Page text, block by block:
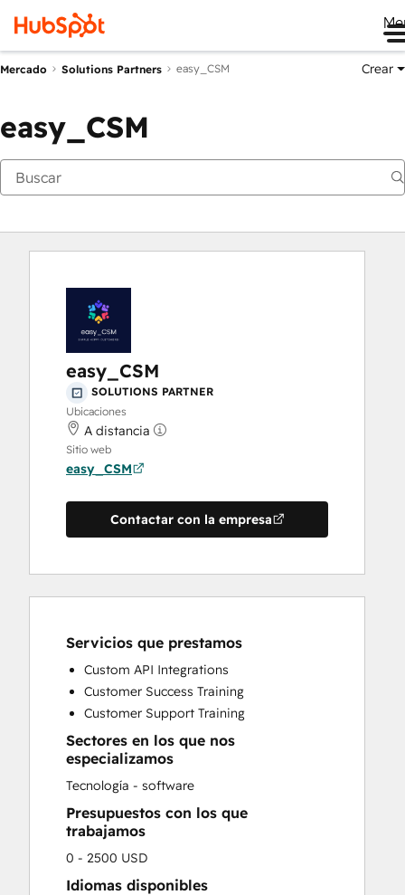
Mercado Solutions Partners easy_CSM Crear
easy_CSM
easy_CSM
SOLUTIONS PARTNER
Ubicaciones
A distancia
Sitio web
easy_CSM
Contactar con la empresa
Servicios que prestamos
Custom API Integrations
Customer Success Training
Customer Support Training
Sectores en los que nos
especializamos
Tecnología - software
Presupuestos con los que
trabajamos
0 - 2500 USD
Idiomas disponibles